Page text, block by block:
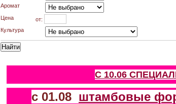
Аромат
Цена
от:
Культура
С 10.06
с 01.08 штамбовые